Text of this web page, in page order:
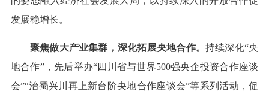
发展稳增长。
聚焦做大产业集群，深化拓展央地合作。 持续深化“央
地合作”，先后举办“四川省与世界500强央企投资合作座谈
会”“治蜀兴川再上新台阶央地合作座谈会”等系列活动，促